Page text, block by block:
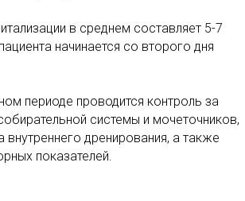
в среднем составляет 5-7
начинается со второго дня
периоде проводится контроль за
системы и мочеточников,
внутреннего дренирования, а также
показателей.